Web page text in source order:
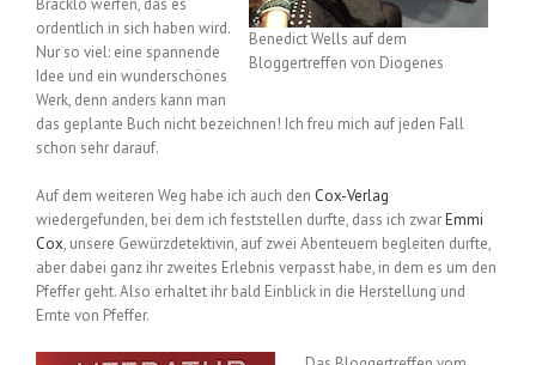
Benedict Wells auf dem
Bloggertreffen von Diogenes
Bracklo werfen, das es
ordentlich in sich haben wird.
Nur so viel: eine spannende
Idee und ein wunderschönes
Werk, denn anders kann man
das geplante Buch nicht bezeichnen! Ich freu mich auf jeden Fall
schon sehr darauf.
Auf dem weiteren Weg habe ich auch den Cox-Verlag
wiedergefunden, bei dem ich feststellen durfte, dass ich zwarEmmi
Cox, unsere Gewürzdetektivin, auf zwei Abenteuern begleiten durfte,
aber dabei ganz ihr zweites Erlebnis verpasst habe, in dem es um den
Pfeffer geht. Also erhaltet ihr bald Einblick in die Herstellung und
Ernte von Pfeffer.